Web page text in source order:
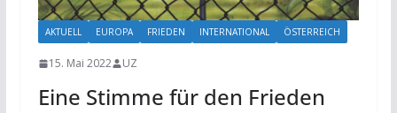
AKTUELL EUROPA FRIEDEN INTERNATIONAL ÖSTERREICH
15. Mai 2022 UZ
Eine Stimme für den Frieden